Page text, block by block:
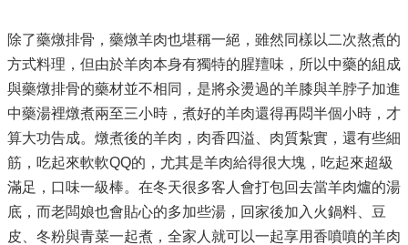
除了藥燉排骨，藥燉羊肉也堪稱一絕，雖然同樣以二次熬煮的
方式料理，但由於羊肉本身有獨特的腥羶味，所以中藥的組成
與藥燉排骨的藥材並不相同，是將汆燙過的羊膝與羊脖子加進
中藥湯裡燉煮兩至三小時，煮好的羊肉還得再悶半個小時，才
算大功告成。燉煮後的羊肉，肉香四溢、肉質紮實，還有些細
筋，吃起來軟軟QQ的，尤其是羊肉給得很大塊，吃起來超級
滿足，口味一級棒。在冬天很多客人會打包回去當羊肉爐的湯
底，而老闆娘也會貼心的多加些湯，回家後加入火鍋料、豆
皮、冬粉與青菜一起煮，全家人就可以一起享用香噴噴的羊肉